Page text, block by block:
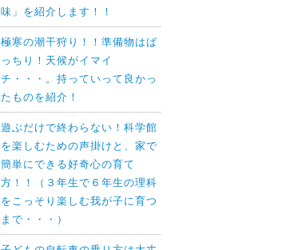
味」を紹介します！！
極寒の潮干狩り！！準備物はば
っちり！天候がイマイ
チ・・・。持っていって良かっ
たものを紹介！
遊ぶだけで終わらない！科学館
を楽しむための声掛けと、家で
簡単にできる好奇心の育て
方！！（３年生で６年生の理科
をこっそり楽しむ我が子に育つ
まで・・・）